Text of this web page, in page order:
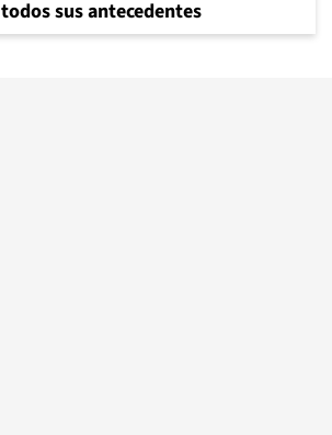
todos sus antecedentes